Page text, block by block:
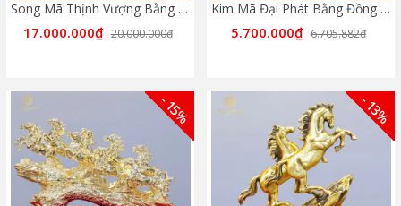
Song Mã Thịnh Vượng Bằng Đồng Mạ Gold Cao 30cm
17.000.000₫ 20.000.000₫
Kim Mã Đại Phát Bằng Đồng Mạ Cổ Điển Cao 20cm
5.700.000₫ 6.705.882₫
- 15% - 13%